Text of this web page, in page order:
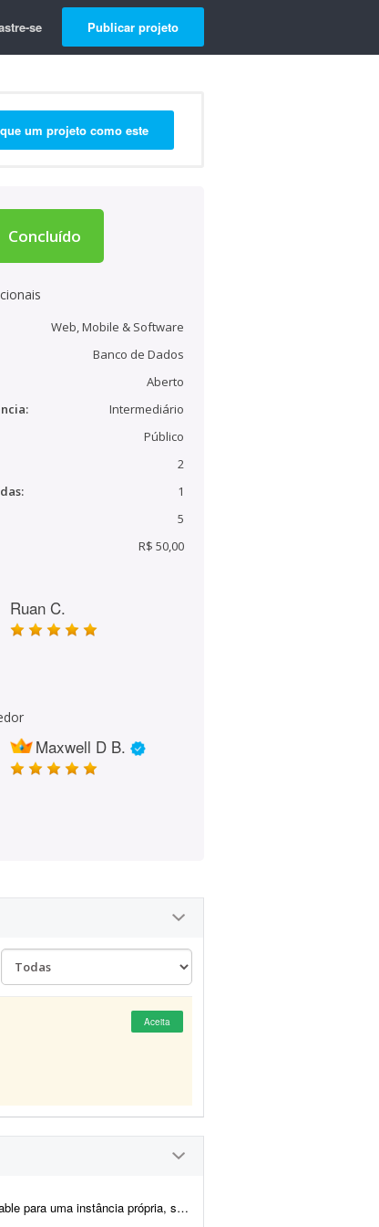
se Publicar projeto
um projeto como este
Concluído
Web, Mobile & Software
Banco de Dados
Aberto
Intermediário
Público
2
1
5
R$ 50,00
Ruan C.
Maxwell D B.
Aceita
dados. Escopo do trabalho: - Criar novo projeto no...